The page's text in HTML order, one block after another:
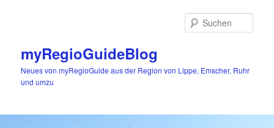
myRegioGuideBlog
Neues von myRegioGuide aus der Region von Lippe, Emscher, Ruhr
und umzu